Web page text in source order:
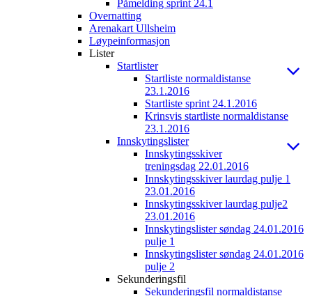
Påmelding sprint 24.1
Overnatting
Arenakart Ullsheim
Løypeinformasjon
Lister
Startlister
Startliste normaldistanse
23.1.2016
Startliste sprint 24.1.2016
Krinsvis startliste normaldistanse
23.1.2016
Innskytingslister
Innskytingsskiver
treningsdag 22.01.2016
Innskytingsskiver laurdag pulje 1
23.01.2016
Innskytingsskiver laurdag pulje2
23.01.2016
Innskytingslister søndag 24.01.2016
pulje 1
Innskytingslister søndag 24.01.2016
pulje 2
Sekunderingsfil
Sekunderingsfil normaldistanse